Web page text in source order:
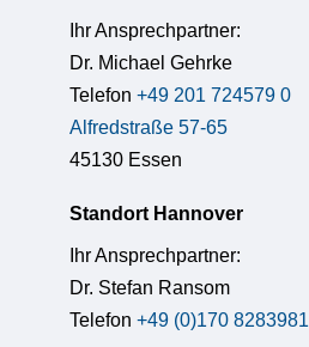
Ihr Ansprechpartner:
Dr. Michael Gehrke
Telefon +49 201 724579 0
Alfredstraße 57-65
45130 Essen
Standort Hannover
Ihr Ansprechpartner:
Dr. Stefan Ransom
Telefon +49 (0)170 8283981